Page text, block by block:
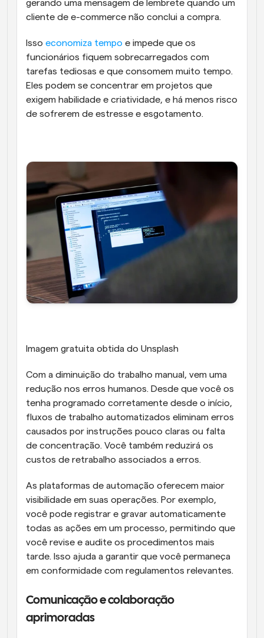
gerando uma mensagem de lembrete quando um
cliente de e-commerce não conclui a compra.
Isso economiza tempo e impede que os
funcionários fiquem sobrecarregados com
tarefas tediosas e que consomem muito tempo.
Eles podem se concentrar em projetos que
exigem habilidade e criatividade, e há menos risco
de sofrerem de estresse e esgotamento.
Imagem gratuita obtida do Unsplash
Com a diminuição do trabalho manual, vem uma
redução nos erros humanos. Desde que você os
tenha programado corretamente desde o início,
fluxos de trabalho automatizados eliminam erros
causados por instruções pouco claras ou falta
de concentração. Você também reduzirá os
custos de retrabalho associados a erros.
As plataformas de automação oferecem maior
visibilidade em suas operações. Por exemplo,
você pode registrar e gravar automaticamente
todas as ações em um processo, permitindo que
você revise e audite os procedimentos mais
tarde. Isso ajuda a garantir que você permaneça
em conformidade com regulamentos relevantes.
Comunicação e colaboração
aprimoradas